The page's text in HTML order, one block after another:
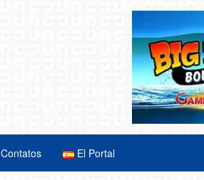
Contatos El Portal